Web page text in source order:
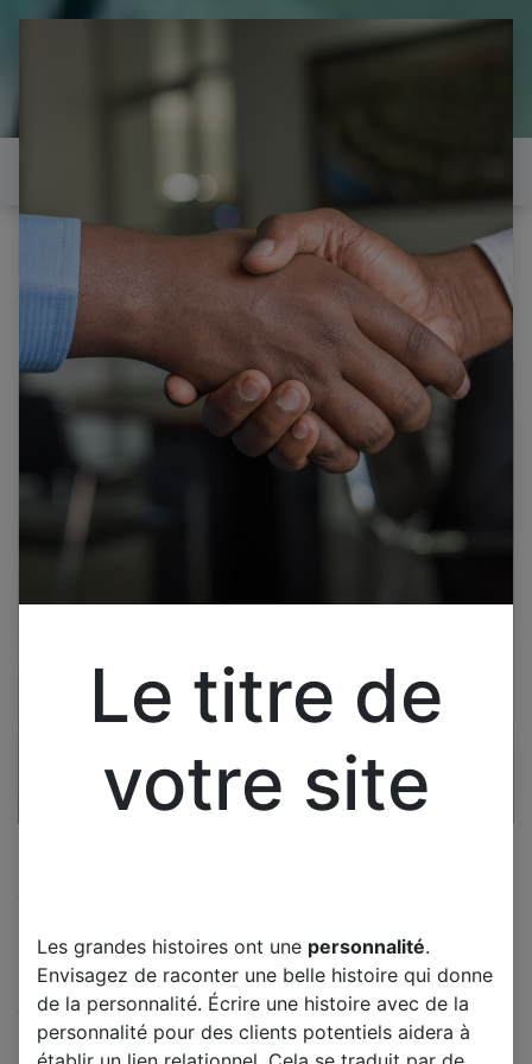
il est temps de
réparer...Electronique 66 est
heureux de vous aider
Tous les produits
SAMSUNG LE46B530 CARTE MERE BN41-01165A
SAMSUNG LE46B530 CARTE
MERE BN41-01165A
(0 avis)
Offre :45,00€
Le titre de
votre site
Les grandes histoires ont une personnalité.
Envisagez de raconter une belle histoire qui donne
de la personnalité. Écrire une histoire avec de la
personnalité pour des clients potentiels aidera à